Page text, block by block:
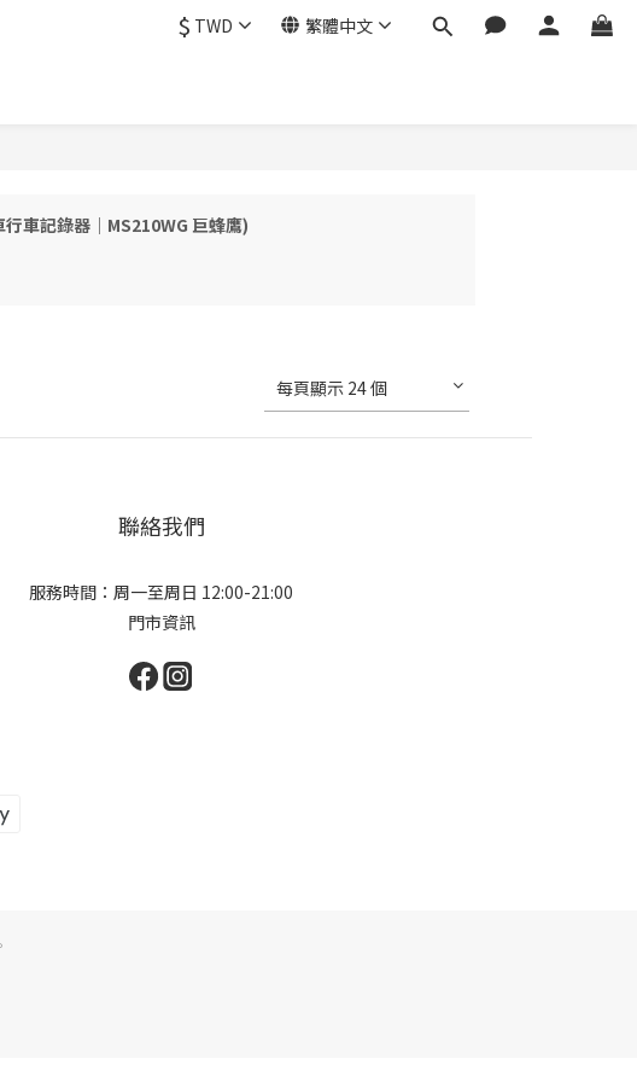
$ TWD 繁體中文
車記錄器｜MS210WG 巨蜂鷹)
每頁顯示 24 個
聯絡我們
服務時間：周一至周日 12:00-21:00
門市資訊